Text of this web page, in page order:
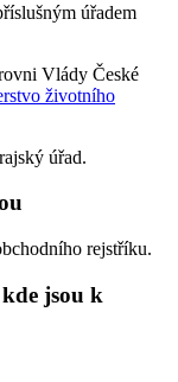
úřadem
Vlády České
životního
úřad.
rejstříku.
jsou k